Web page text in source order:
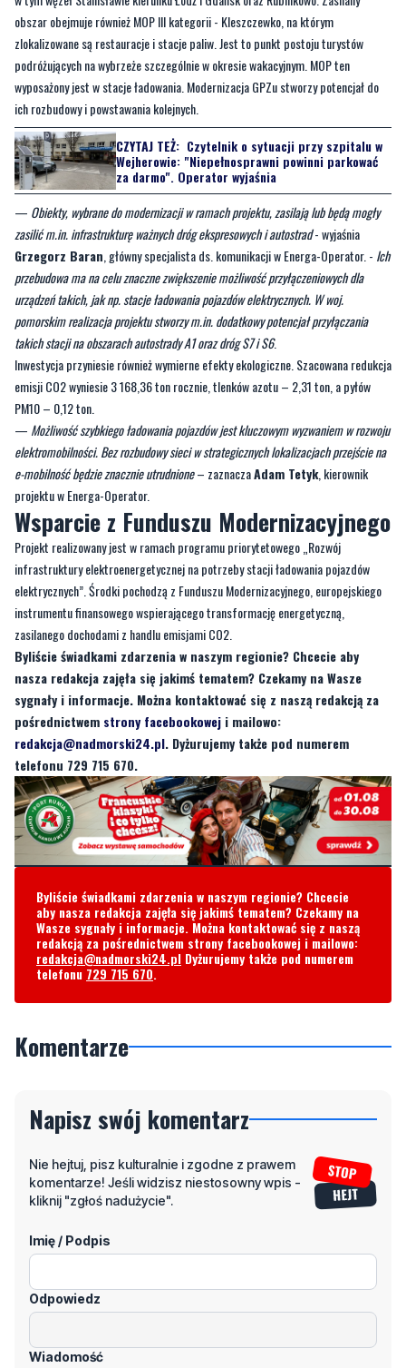
obszar obejmuje również MOP III kategorii - Kleszczewko, na którym
zlokalizowane są restauracje i stacje paliw. Jest to punkt postoju turystów
podróżujących na wybrzeże szczególnie w okresie wakacyjnym. MOP ten
wyposażony jest w stacje ładowania. Modernizacja GPZu stworzy potencjał do
ich rozbudowy i powstawania kolejnych.
CZYTAJ TEŻ: Czytelnik o sytuacji przy szpitalu w
Wejherowie: "Niepełnosprawni powinni parkować
za darmo". Operator wyjaśnia
— Obiekty, wybrane do modernizacji w ramach projektu, zasilają lub będą mogły
zasilić m.in. infrastrukturę ważnych dróg ekspresowych i autostrad- wyjaśnia
Grzegorz Baran, główny specjalista ds. komunikacji w Energa-Operator. - Ich
przebudowa ma na celu znaczne zwiększenie możliwość przyłączeniowych dla
urządzeń takich, jak np. stacje ładowania pojazdów elektrycznych. W woj.
pomorskim realizacja projektu stworzy m.in. dodatkowy potencjał przyłączania
takich stacji na obszarach autostrady A1 oraz dróg S7 i S6.
Inwestycja przyniesie również wymierne efekty ekologiczne. Szacowana redukcja
emisji CO2 wyniesie 3 168,36 ton rocznie, tlenków azotu – 2,31 ton, a pyłów
PM10 – 0,12 ton.
— Możliwość szybkiego ładowania pojazdów jest kluczowym wyzwaniem w rozwoju
elektromobilności. Bez rozbudowy sieci w strategicznych lokalizacjach przejście na
e-mobilność będzie znacznie utrudnione– zaznaczaAdam Tetyk, kierownik
projektu w Energa-Operator.
Wsparcie z Funduszu Modernizacyjnego
Projekt realizowany jest w ramach programu priorytetowego „Rozwój
infrastruktury elektroenergetycznej na potrzeby stacji ładowania pojazdów
elektrycznych”. Środki pochodzą z Funduszu Modernizacyjnego, europejskiego
instrumentu finansowego wspierającego transformację energetyczną,
zasilanego dochodami z handlu emisjami CO2.
Byliście świadkami zdarzenia w naszym regionie? Chcecie aby
nasza redakcja zajęła się jakimś tematem? Czekamy na Wasze
sygnały i informacje. Można kontaktować się z naszą redakcją za
pośrednictwem strony facebookowej i mailowo:
redakcja@nadmorski24.pl. Dyżurujemy także pod numerem
telefonu 729 715 670.
Byliście świadkami zdarzenia w naszym regionie? Chcecie
aby nasza redakcja zajęła się jakimś tematem? Czekamy na
Wasze sygnały i informacje. Można kontaktować się z naszą
redakcją za pośrednictwem strony facebookowej i mailowo:
redakcja@nadmorski24.pl Dyżurujemy także pod numerem
telefonu 729 715 670.
Komentarze
Napisz swój komentarz
Nie hejtuj, pisz kulturalnie i zgodne z prawem
komentarze! Jeśli widzisz niestosowny wpis -
kliknij "zgłoś nadużycie".
Imię / Podpis
Odpowiedz
Wiadomość